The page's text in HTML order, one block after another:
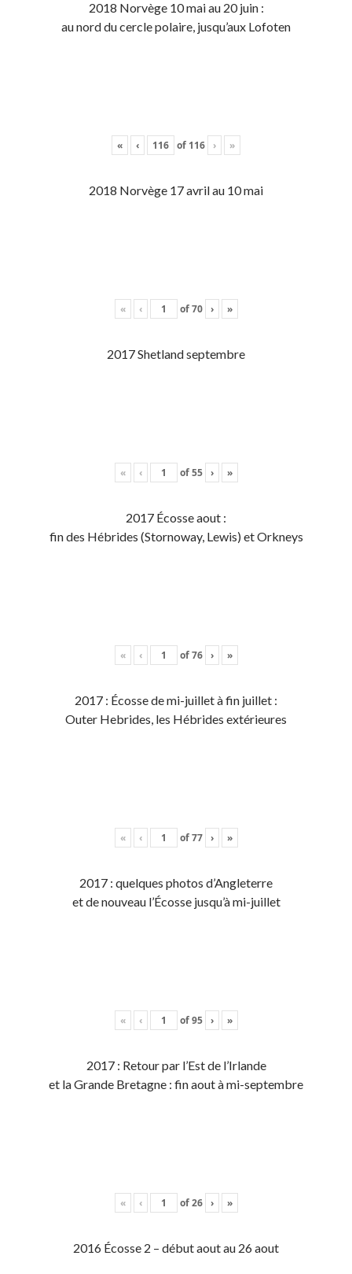
2018 Norvège 10 mai au 20 juin :
au nord du cercle polaire, jusqu’aux Lofoten
« ‹ of 116 › »
2018 Norvège 17 avril au 10 mai
« ‹ of70 › »
2017 Shetland septembre
« ‹ of55 › »
2017 Écosse aout :
fin des Hébrides (Stornoway, Lewis) et Orkneys
« ‹ of76 › »
2017 : Écosse de mi-juillet à fin juillet :
Outer Hebrides, les Hébrides extérieures
« ‹ of77 › »
2017 : quelques photos d’Angleterre
et de nouveau l’Écosse jusqu’à mi-juillet
« ‹ of95 › »
2017 : Retour par l’Est de l’Irlande
et la Grande Bretagne : fin aout à mi-septembre
« ‹ of26 › »
2016 Écosse 2 – début aout au 26 aout